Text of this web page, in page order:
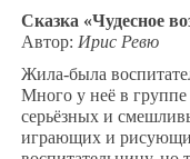
Сказка «Чудесное
Автор: Ирис Ревю
Жила-была
Много у неё в
серьёзных и
играющих и